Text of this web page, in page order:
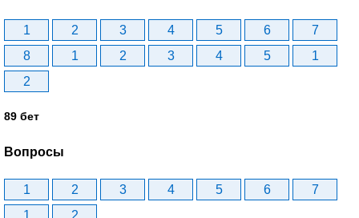
1 2 3 4 5 6
7
8
1 2 3 4 5
1
2
89 бет
Вопросы
1 2 3 4 5 6
7